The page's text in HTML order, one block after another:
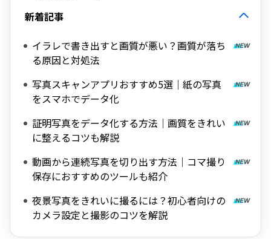
新着記事
イラレで書き出すと画質が悪い？画質が落ち
る原因と対処法
写真スキャンアプリおすすめ5選｜紙の写真
をスマホでデータ化
証明写真をデータ化する方法｜画質をきれい
に整えるコツも解説
動画から連続写真を切り出す方法｜コマ撮り
保存におすすめのツールも紹介
夜景写真をきれいに撮るには？初心者向けの
カメラ設定と撮影のコツを解説